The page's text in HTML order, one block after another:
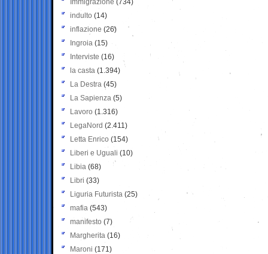
Immigrazione (734)
indulto (14)
inflazione (26)
Ingroia (15)
Interviste (16)
la casta (1.394)
La Destra (45)
La Sapienza (5)
Lavoro (1.316)
LegaNord (2.411)
Letta Enrico (154)
Liberi e Uguali (10)
Libia (68)
Libri (33)
Liguria Futurista (25)
mafia (543)
manifesto (7)
Margherita (16)
Maroni (171)